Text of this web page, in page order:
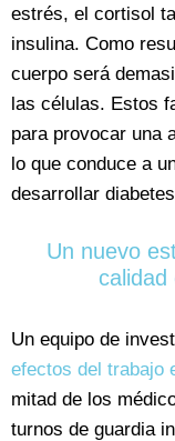
estrés, el cortisol
insulina. Como
cuerpo será
las células. Estos
para provocar una
lo que conduce a
desarrollar
Un nuevo
calidad
Un equipo de
efectos del trabajo
mitad de los
turnos de guardia